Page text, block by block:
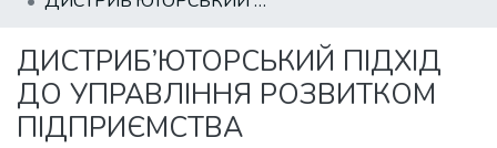
All of DSpace
Statistics
ДИСТРИБ’ЮТОРСЬКИЙ ПІДХІД
ДО УПРАВЛІННЯ РОЗВИТКОМ
ПІДПРИЄМСТВА